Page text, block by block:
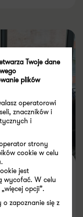
Twoje dane
plików
operatorowi
znaczników i
i
strony
cookie w celu
jest
wycofać. W celu
opcji”.
zapoznanie się z